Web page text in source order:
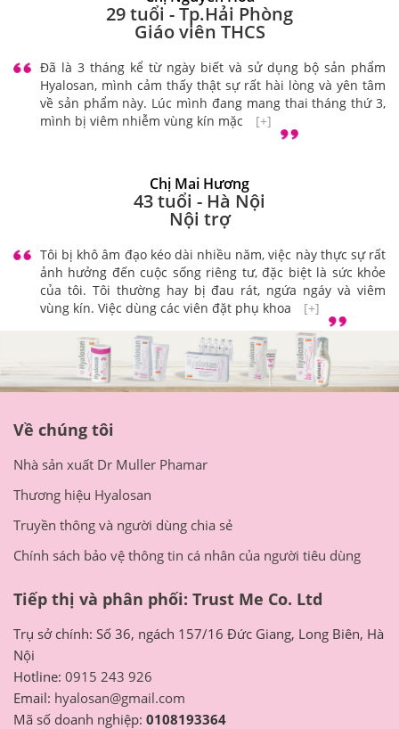
29 tuổi - Tp.Hải Phòng
Giáo viên THCS
Đã là 3 tháng kể từ ngày biết và sử dụng bộ sản phẩm
Hyalosan, mình cảm thấy thật sự rất hài lòng và yên tâm
về sản phẩm này. Lúc mình đang mang thai tháng thứ 3,
mình bị viêm nhiễm vùng kín mặc
[+]
Chị Mai Hương
43 tuổi - Hà Nội
Nội trợ
Tôi bị khô âm đạo kéo dài nhiều năm, việc này thực sự rất
ảnh hưởng đến cuộc sống riêng tư, đặc biệt là sức khỏe
của tôi. Tôi thường hay bị đau rát, ngứa ngáy và viêm
vùng kín. Việc dùng các viên đặt phụ khoa
[+]
Về chúng tôi
Nhà sản xuất Dr Muller Phamar
Thương hiệu Hyalosan
Truyền thông và người dùng chia sẻ
Chính sách bảo vệ thông tin cá nhân của người tiêu dùng
Tiếp thị và phân phối: Trust Me Co. Ltd
Trụ sở chính: Số 36, ngách 157/16 Đức Giang, Long Biên, Hà
Nội
Hotline: 0915 243 926
Email: hyalosan@gmail.com
Mã số doanh nghiệp: 0108193364